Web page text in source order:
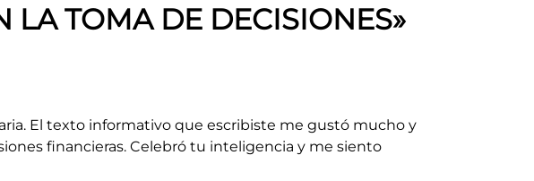
LA TOMA DE DECISIONES»
El texto informativo que escribiste me gustó mucho y
financieras. Celebró tu inteligencia y me siento